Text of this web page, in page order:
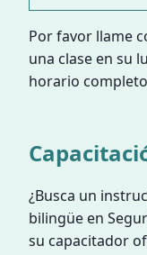
Por favor llame
una clase en su
horario
¿Busca un
bilingüe en
su capacitador